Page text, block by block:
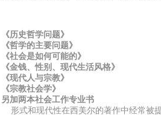
《历史哲学问题》
《哲学的主要问题》
《社会是如何可能的》
《金钱、性别、现代生活风格》
《现代人与宗教》
《宗教社会学》
另加两本社会工作专业书
形式和现代性在西美尔的著作中经常被